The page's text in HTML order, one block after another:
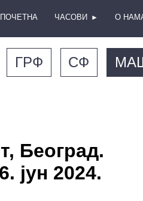
ПОЧЕТНА ЧАСОВИ ► О
ГРФ СФ
Београд.
јун 2024.